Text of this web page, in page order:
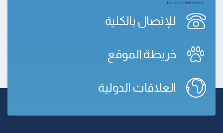
للإتصال بالكلية
خريطة الموقع
العلاقات الدولية